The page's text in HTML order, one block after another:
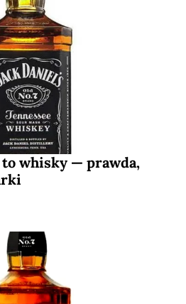
to whisky — prawda,